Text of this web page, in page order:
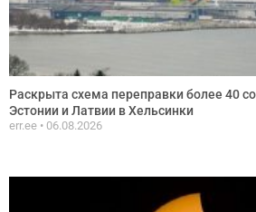
Раскрыта схема переправки более 40
Эстонии и Латвии в Хельсинки
err.ee 06.08.2026